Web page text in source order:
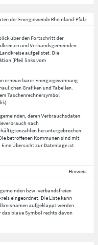
der Energiewende Rheinland-Pfalz
über den Fortschritt der
und Verbandsgemeinden.
aufgelistet. Die
(Pfeil links vom
erneuerbarer Energiegewinnung
Grafiken und Tabellen.
Taschenrechnersymbol
deren Verbrauchsdaten
nach
heruntergebrochen.
Die betroffenen Kommunen sind mit
Übersicht zur Datenlage ist
Hinweis
bzw. verbandsfreien
eingeordnet. Die Liste kann
aufgeklappt werden.
blaue Symbol rechts davon